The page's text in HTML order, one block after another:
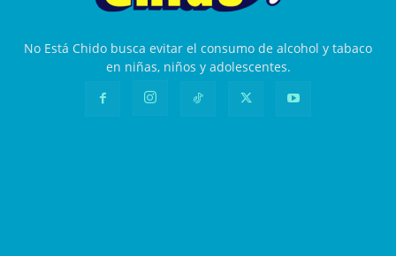
No Está Chido busca evitar el consumo de alcohol y tabaco
en niñas, niños y adolescentes.